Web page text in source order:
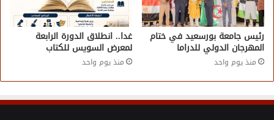
رئيس جامعة بورسعيد في ختام
المهرجان الدولي للدراما
منذ يوم واحد
غدا.. انطلاق الدورة الرابعة
لمعرض السويس للكتاب
منذ يوم واحد